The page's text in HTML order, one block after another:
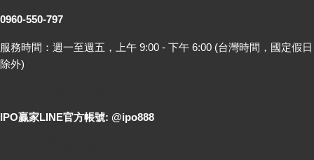
0960-550-797
服務時間：週一至週五，上午 9:00 - 下午 6:00 (台灣時間，國定假日
除外)
IPO贏家LINE官方帳號: @ipo888